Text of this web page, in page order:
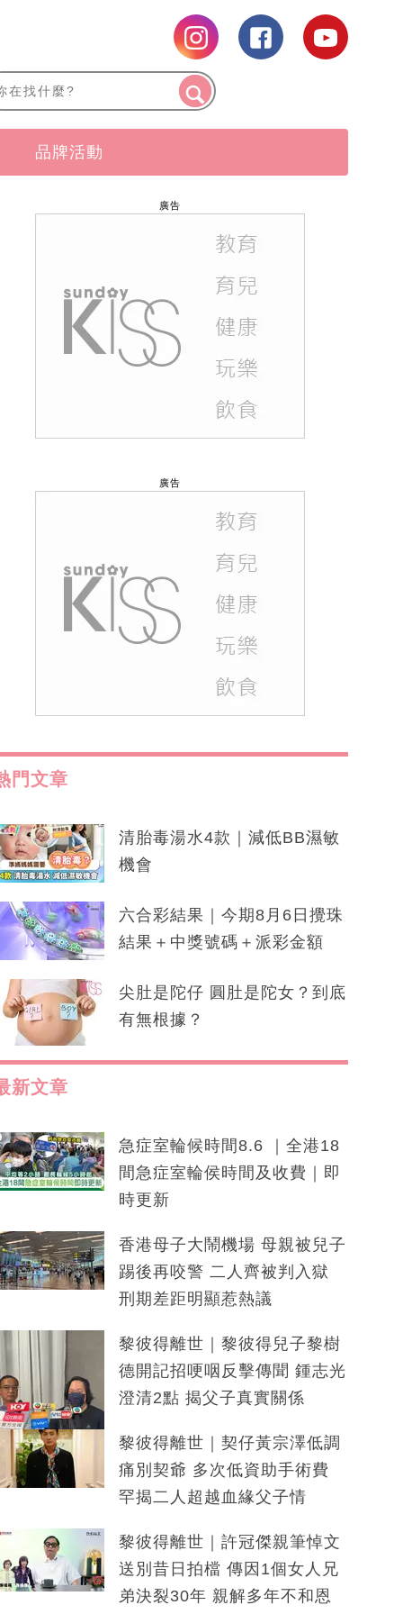
品牌活動
廣告
廣告
門文章
清胎毒湯水4款｜減低BB濕敏
機會
六合彩結果｜今期8月6日攪珠
結果＋中獎號碼＋派彩金額
尖肚是陀仔 圓肚是陀女？到底
有無根據？
新文章
急症室輪候時間8.6 ｜全港18
間急症室輪侯時間及收費｜即
時更新
香港母子大鬧機場 母親被兒子
踢後再咬警 二人齊被判入獄
刑期差距明顯惹熱議
黎彼得離世｜黎彼得兒子黎樹
德開記招哽咽反擊傳聞 鍾志光
澄清2點 揭父子真實關係
黎彼得離世｜契仔黃宗澤低調
痛別契爺 多次低資助手術費
罕揭二人超越血緣父子情
黎彼得離世｜許冠傑親筆悼文
送別昔日拍檔 傳因1個女人兄
弟決裂30年 親解多年不和恩